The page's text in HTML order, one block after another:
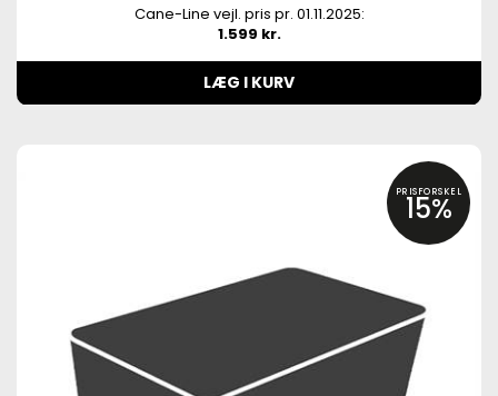
Cane-Line vejl. pris pr. 01.11.2025:
1.599 kr.
LÆG I KURV
PRISFORSKEL
15%